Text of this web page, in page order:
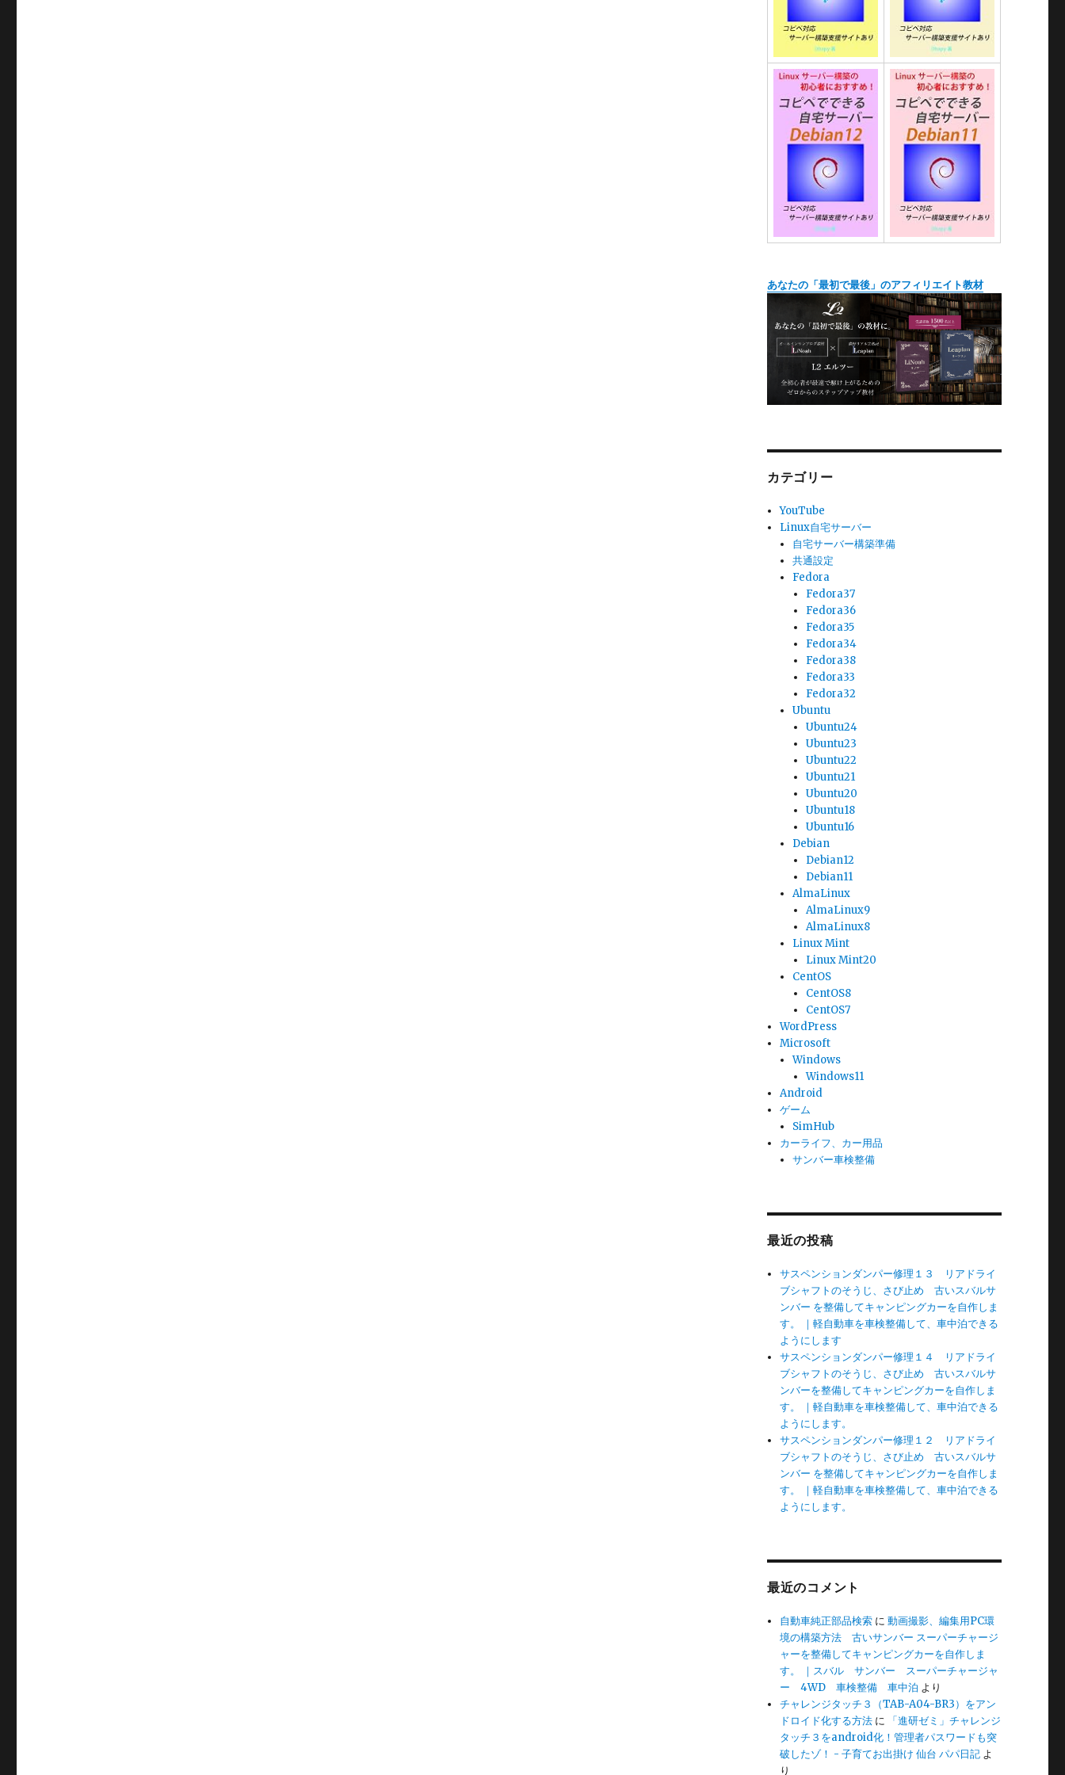
あなたの「最初で最後」のアフィリエイト教材
カテゴリー
YouTube
Linux自宅サーバー
自宅サーバー構築準備
共通設定
Fedora
Fedora37
Fedora36
Fedora35
Fedora34
Fedora38
Fedora33
Fedora32
Ubuntu
Ubuntu24
Ubuntu23
Ubuntu22
Ubuntu21
Ubuntu20
Ubuntu18
Ubuntu16
Debian
Debian12
Debian11
AlmaLinux
AlmaLinux9
AlmaLinux8
Linux Mint
Linux Mint20
CentOS
CentOS8
CentOS7
WordPress
Microsoft
Windows
Windows11
Android
ゲーム
SimHub
カーライフ、カー用品
サンバー車検整備
最近の投稿
サスペンションダンパー修理１３ リアドライ
ブシャフトのそうじ、さび止め 古いスバルサ
ンバー を整備してキャンピングカーを自作しま
す。 ｜軽自動車を車検整備して、車中泊できる
ようにします
サスペンションダンパー修理１４ リアドライ
ブシャフトのそうじ、さび止め 古いスバルサ
ンバーを整備してキャンピングカーを自作しま
す。 ｜軽自動車を車検整備して、車中泊できる
ようにします。
サスペンションダンパー修理１２ リアドライ
ブシャフトのそうじ、さび止め 古いスバルサ
ンバー を整備してキャンピングカーを自作しま
す。 ｜軽自動車を車検整備して、車中泊できる
ようにします。
最近のコメント
自動車純正部品検索 に動画撮影、編集用PC環
境の構築方法 古いサンバー スーパーチャージ
ャーを整備してキャンピングカーを自作しま
す。 ｜スバル サンバー スーパーチャージャ
ー 4WD 車検整備 車中泊 より
チャレンジタッチ３（TAB-A04-BR3）をアン
ドロイド化する方法 に
「進研ゼミ」チャレンジ
タッチ３をandroid化！管理者パスワードも突
破したゾ！ - 子育てお出掛け 仙台 パパ日記 よ
り